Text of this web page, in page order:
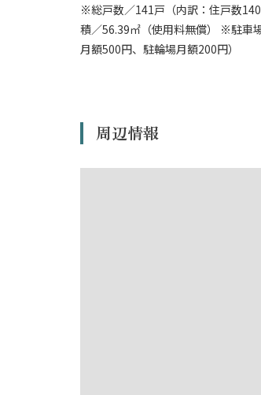
※総戸数／141戸（内訳：住戸数
積／56.39㎡（使用料無償） ※駐車
月額500円、駐輪場月額200円）
周辺情報